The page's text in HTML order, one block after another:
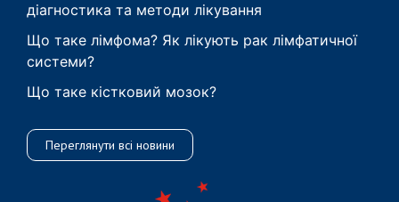
діагностика та методи лікування
Що таке лімфома? Як лікують рак лімфатичної
системи?
Що таке кістковий мозок?
Переглянути всі новини